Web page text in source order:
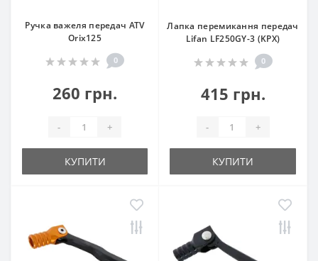
Ручка важеля передач ATV
Orix125
0
260 грн.
- +
КУПИТИ
Лапка перемикання передач
Lifan LF250GY-3 (KPX)
0
415 грн.
- +
КУПИТИ